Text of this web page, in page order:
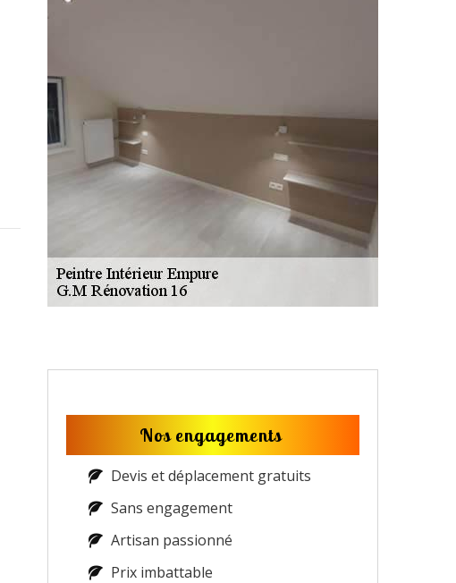
Nos engagements
Devis et déplacement gratuits
Sans engagement
Artisan passionné
Prix imbattable